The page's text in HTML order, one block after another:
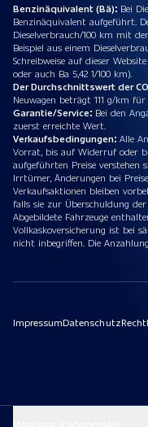
Benzinäquivalent (Bä): Bei
Benzinäquivalent aufgeführt.
Dieselverbrauch/100 km mit
Beispiel aus einem
Schreibweise auf dieser
oder auch Ba 5,42 1/100 km).
Der Durchschnittswert der
Neuwagen beträgt 111 g/km
Garantie/Service: Bei den
zuerst erreichte Wert.
Verkaufsbedingungen: Alle
Vorrat, bis auf Widerruf oder
aufgeführten Preise verstehen
Irrtümer, Änderungen bei
Verkaufsaktionen bleiben
falls sie zur Überschuldung
Abgebildete Fahrzeuge
Vollkaskoversicherung ist bei
nicht inbegriffen. Die
ImpressumDatenschutz